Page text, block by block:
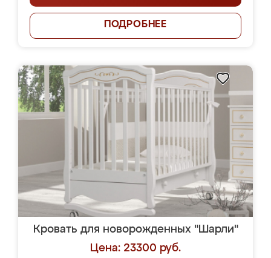
ПОДРОБНЕЕ
Кровать для новорожденных "Шарли"
Цена: 23300 руб.